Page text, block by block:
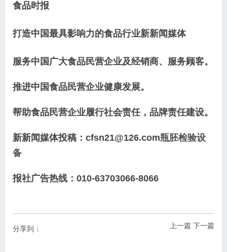
食品时报
打造中国最具影响力的食品行业新新闻媒体
服务中国广大食品民营企业及经销商、服务顾客。
推进中国食品民营企业健康发展。
帮助食品民营企业履行社会责任，品牌责任建设。
新新闻媒体投稿：cfsn21@126.com瓶胚检验设
备
报社广告热线：010-63703066-8066
上一篇 下一篇
分享到：